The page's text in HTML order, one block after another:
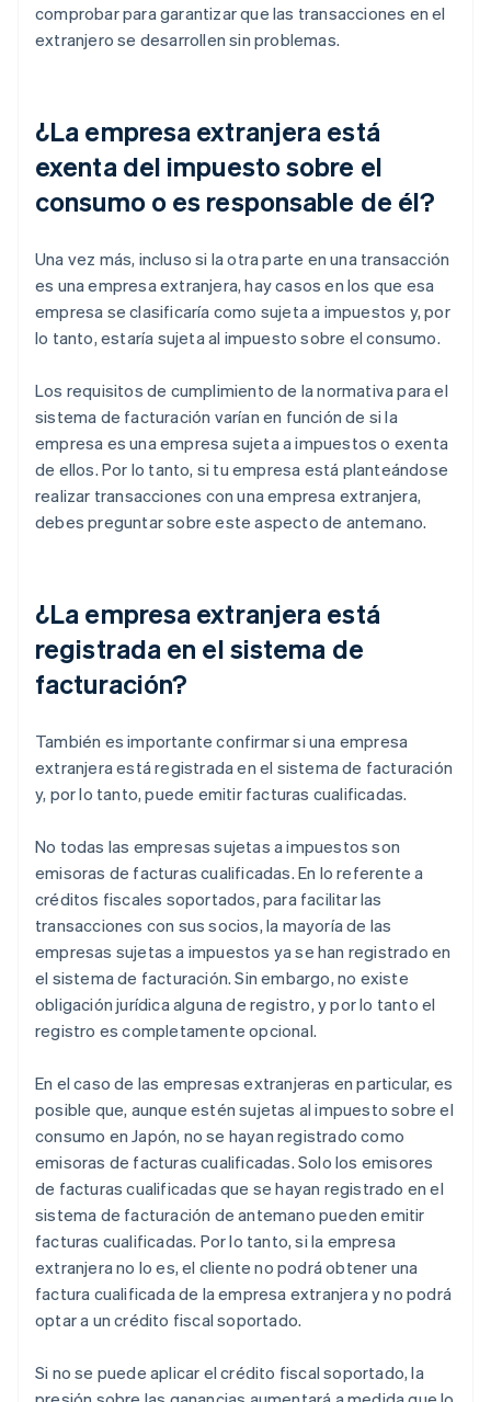
comprobar para garantizar que las transacciones en el
extranjero se desarrollen sin problemas.
¿La empresa extranjera está
exenta del impuesto sobre el
consumo o es responsable de él?
Una vez más, incluso si la otra parte en una transacción
es una empresa extranjera, hay casos en los que esa
empresa se clasificaría como sujeta a impuestos y, por
lo tanto, estaría sujeta al impuesto sobre el consumo.
Los requisitos de cumplimiento de la normativa para el
sistema de facturación varían en función de si la
empresa es una empresa sujeta a impuestos o exenta
de ellos. Por lo tanto, si tu empresa está planteándose
realizar transacciones con una empresa extranjera,
debes preguntar sobre este aspecto de antemano.
¿La empresa extranjera está
registrada en el sistema de
facturación?
También es importante confirmar si una empresa
extranjera está registrada en el sistema de facturación
y, por lo tanto, puede emitir facturas cualificadas.
No todas las empresas sujetas a impuestos son
emisoras de facturas cualificadas. En lo referente a
créditos fiscales soportados, para facilitar las
transacciones con sus socios, la mayoría de las
empresas sujetas a impuestos ya se han registrado en
el sistema de facturación. Sin embargo, no existe
obligación jurídica alguna de registro, y por lo tanto el
registro es completamente opcional.
En el caso de las empresas extranjeras en particular, es
posible que, aunque estén sujetas al impuesto sobre el
consumo en Japón, no se hayan registrado como
emisoras de facturas cualificadas. Solo los emisores
de facturas cualificadas que se hayan registrado en el
sistema de facturación de antemano pueden emitir
facturas cualificadas. Por lo tanto, si la empresa
extranjera no lo es, el cliente no podrá obtener una
factura cualificada de la empresa extranjera y no podrá
optar a un crédito fiscal soportado.
Si no se puede aplicar el crédito fiscal soportado, la